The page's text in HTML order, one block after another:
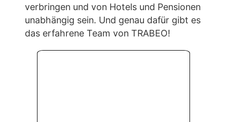
verbringen und von Hotels und Pensionen
unabhängig sein. Und genau dafür gibt es
das erfahrene Team von TRABEO!